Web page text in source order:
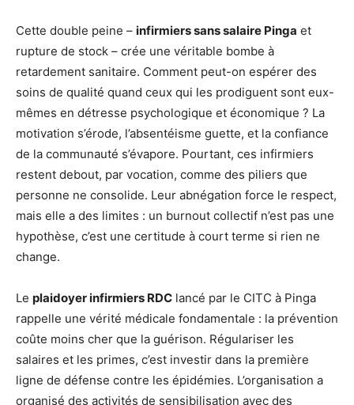
Cette double peine – infirmiers sans salaire Pinga et
rupture de stock – crée une véritable bombe à
retardement sanitaire. Comment peut-on espérer des
soins de qualité quand ceux qui les prodiguent sont eux-
mêmes en détresse psychologique et économique ? La
motivation s’érode, l’absentéisme guette, et la confiance
de la communauté s’évapore. Pourtant, ces infirmiers
restent debout, par vocation, comme des piliers que
personne ne consolide. Leur abnégation force le respect,
mais elle a des limites : un burnout collectif n’est pas une
hypothèse, c’est une certitude à court terme si rien ne
change.
Le plaidoyer infirmiers RDC lancé par le CITC à Pinga
rappelle une vérité médicale fondamentale : la prévention
coûte moins cher que la guérison. Régulariser les
salaires et les primes, c’est investir dans la première
ligne de défense contre les épidémies. L’organisation a
organisé des activités de sensibilisation avec des